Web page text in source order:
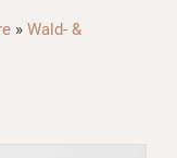
» Wald- &